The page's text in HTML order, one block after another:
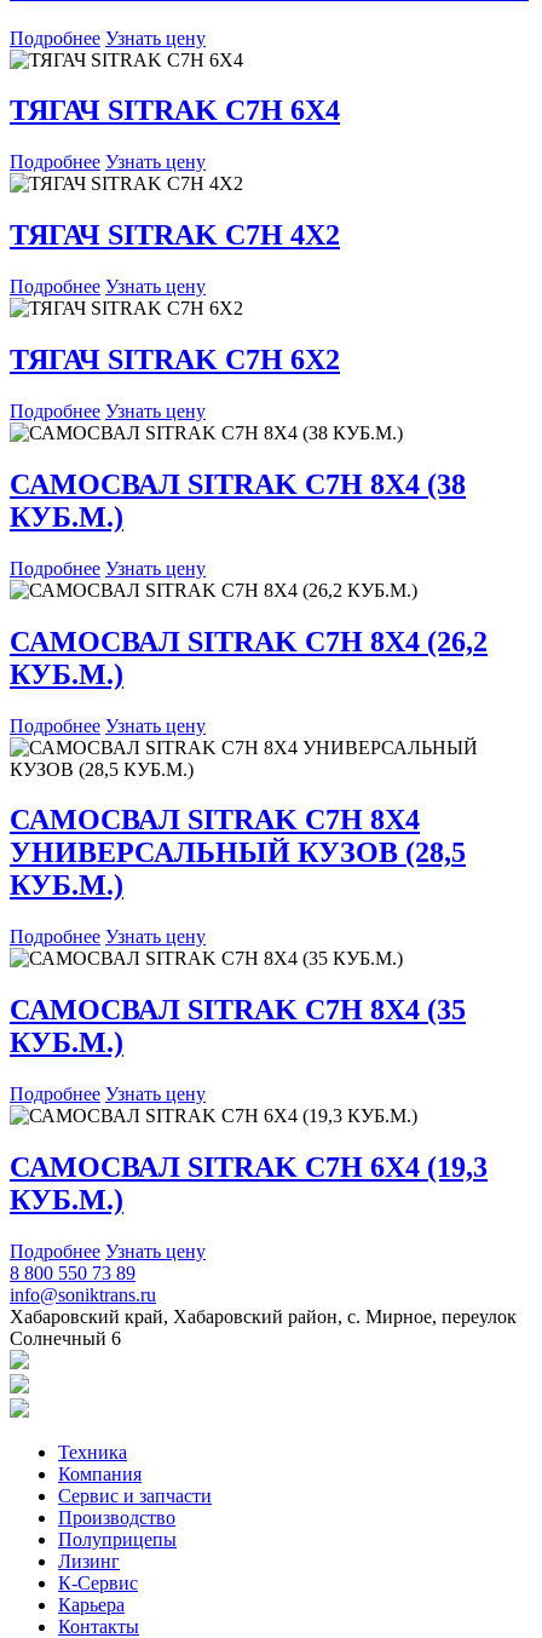
Подробнее Узнать цену
ТЯГАЧ SITRAK C7H 6X4
Подробнее Узнать цену
ТЯГАЧ SITRAK C7H 4X2
Подробнее Узнать цену
ТЯГАЧ SITRAK C7H 6X2
Подробнее Узнать цену
САМОСВАЛ SITRAK C7H 8X4 (38
КУБ.М.)
Подробнее Узнать цену
САМОСВАЛ SITRAK C7H 8X4 (26,2
КУБ.М.)
Подробнее Узнать цену
САМОСВАЛ SITRAK C7H 8X4
УНИВЕРСАЛЬНЫЙ КУЗОВ (28,5
КУБ.М.)
Подробнее Узнать цену
САМОСВАЛ SITRAK C7H 8X4 (35
КУБ.М.)
Подробнее Узнать цену
САМОСВАЛ SITRAK C7H 6X4 (19,3
КУБ.М.)
Подробнее Узнать цену
8 800 550 73 89
info@soniktrans.ru
Хабаровский край, Хабаровский район, с. Мирное, переулок
Солнечный 6
Техника
Компания
Сервис и запчасти
Производство
Полуприцепы
Лизинг
К-Сервис
Карьера
Контакты